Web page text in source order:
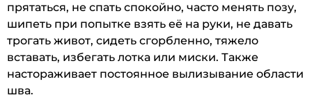
прятаться, не спать спокойно, часто менять позу,
шипеть при попытке взять её на руки, не давать
трогать живот, сидеть сгорбленно, тяжело
вставать, избегать лотка или миски. Также
настораживает постоянное вылизывание области
шва.